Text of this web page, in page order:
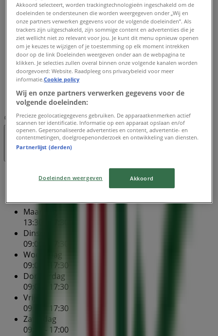
Dinsdag
09:00 - 17:30
Woensdag
09:00 - 17:30
Donderdag
09:00 - 17:30
Vrijdag
09:00 - 17:30
Zaterdag
09:00 - 17:00
Kaart
0104187378
Gesloten
Zondag
Maandag
13:30 - 17:30
Dinsdag
09:00 - 17:30
Woensdag
09:00 - 17:30
Donderdag
09:00 - 17:30
Vrijdag
09:00 - 17:30
Zaterdag
09:00 - 17:00
Akkoord selecteert, worden trackingtechnologieën ingeschakeld om de
doeleinden te ondersteunen die worden weergegeven onder „Wij en
onze partners verwerken gegevens voor de volgende doeleinden”. Als
trackers zijn uitgeschakeld, zijn sommige content en advertenties die je
ziet wellicht niet zo relevant voor jou. Je kunt dit menu opnieuw openen
om je keuzes te wijzigen of je toestemming op elk moment intrekken
door op de link Doeleinden weergeven onder aan de webpagina te
klikken. Je selecties zullen overal binnen onze volgende kanalen worden
doorgevoerd: Website. Raadpleeg ons privacybeleid voor meer
informatie.Cookie policy
Wij en onze partners verwerken gegevens voor de
volgende doeleinden:
Precieze geolocatiegegevens gebruiken. De apparaatkenmerken actief
scannen ter identificatie. Informatie op een apparaat opslaan en/of
openen. Gepersonaliseerde advertenties en content, advertentie- en
contentmetingen, doelgroepenonderzoek en ontwikkeling van diensten.
Partnerlijst (derden)
Doeleinden weergeven Akkoord